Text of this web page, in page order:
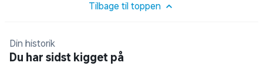
Tilbage til toppen
Din historik
Du har sidst kigget på